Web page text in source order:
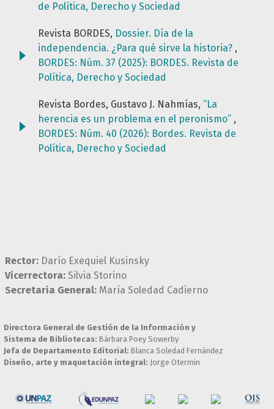
de Política, Derecho y Sociedad
Revista BORDES, Dossier. Día de la
independencia. ¿Para qué sirve la historia? ,
BORDES: Núm. 37 (2025): BORDES. Revista de
Política, Derecho y Sociedad
Revista Bordes, Gustavo J. Nahmías, “La
herencia es un problema en el peronismo” ,
BORDES: Núm. 40 (2026): Bordes. Revista de
Política, Derecho y Sociedad
Rector: Darío Exequiel Kusinsky
Vicerrectora: Silvia Storino
Secretaria General: María Soledad Cadierno
Directora General de Gestión de la Información y
Sistema de Bibliotecas: Bárbara Poey Sowerby
Jefa de Departamento Editorial: Blanca Soledad Fernández
Diseño, arte y maquetación integral: Jorge Otermin